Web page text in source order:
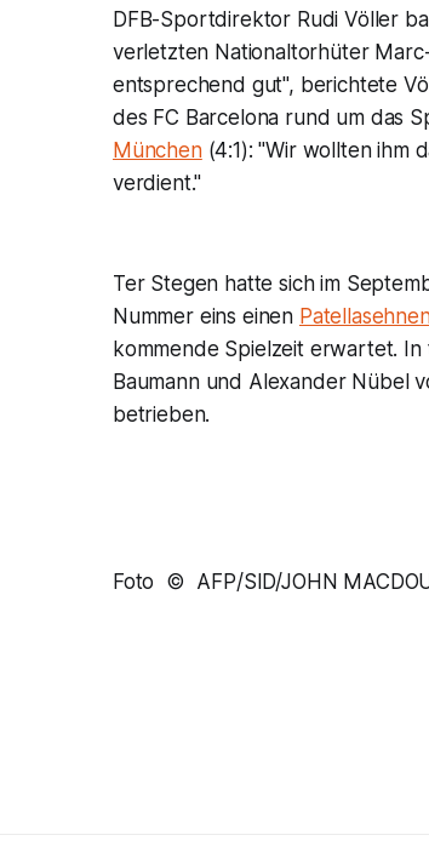
DFB-Sportdirektor Rudi Völler
verletzten Nationaltorhüter
entsprechend gut", berichtete
des FC Barcelona rund um das
München(4:1): "Wir wollten ihm
verdient."
Ter Stegen hatte sich im
Nummer eins einen
kommende Spielzeit erwartet.
Baumann und Alexander Nübel
betrieben.
Foto © AFP/SID/JOHN